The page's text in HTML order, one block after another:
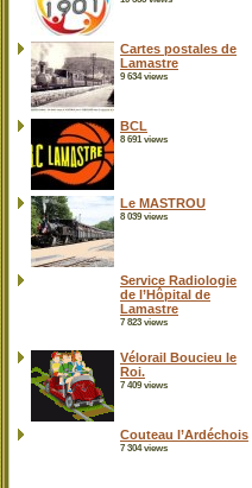
Cartes postales de
Lamastre
9 634 views
BCL
8 691 views
Le MASTROU
8 039 views
Service Radiologie
de l’Hôpital de
Lamastre
7 823 views
Vélorail Boucieu le
Roi.
7 409 views
Couteau l’Ardéchois
7 304 views